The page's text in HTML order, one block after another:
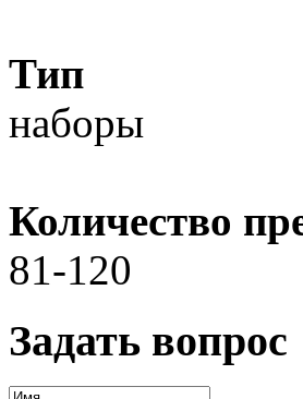
Тип
наборы
Количество
81-120
Задать вопрос